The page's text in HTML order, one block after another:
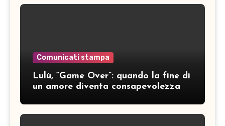
Comunicati stampa
Lulù, “Game Over”: quando la fine di
un amore diventa consapevolezza